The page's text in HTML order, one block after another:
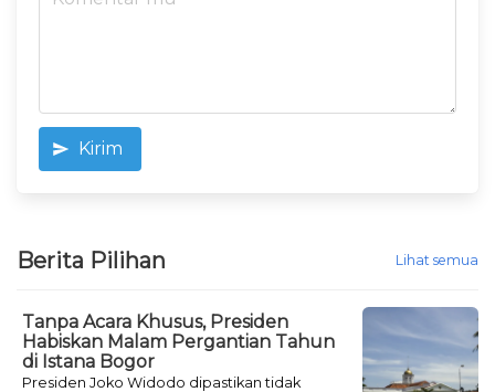
Kirim
Berita Pilihan Lihat semua
Tanpa Acara Khusus, Presiden
Habiskan Malam Pergantian Tahun
di Istana Bogor
Presiden Joko Widodo dipastikan tidak